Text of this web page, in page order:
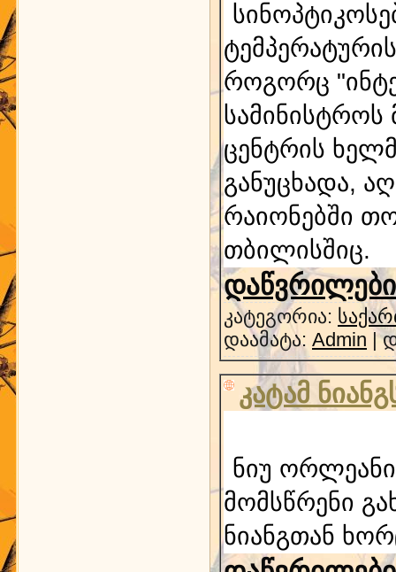
როგორც
ცენტრის
განუცხადა,
რაიონებში
თბილისშიც.
კატეგორია:
დაამატა: Admin |
კატამ
ნიუ
მომსწრენი
ნიანგთან